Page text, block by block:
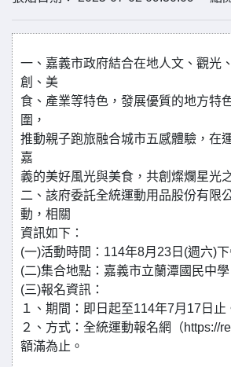
一、嘉義市政府結合在地人文、觀光
創、美
食、產業等特色，發展優質的地方特
圍，
推動親子跑旅融合城市五感體驗，在
嘉
義的美好風光與美食，共創燦爛星光
二、該府委託全統運動用品股份有限
動，相關
資訊如下：
(一)活動時間：114年8月23日(週六)
(二)集合地點：嘉義市立蘭潭國民中學
(三)報名資訊：
１、期間：即日起至114年7月17日止
２、方式：全統運動報名網（https://
額滿為止。